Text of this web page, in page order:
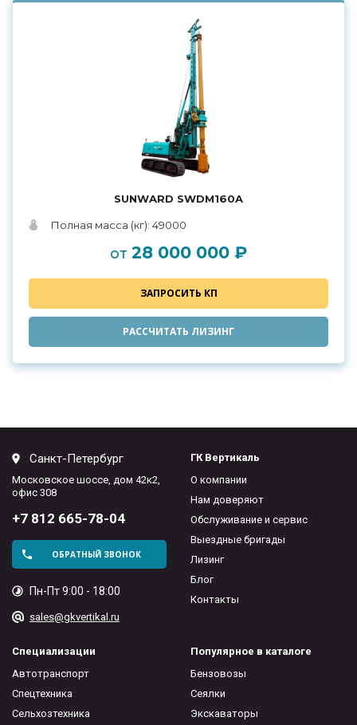
SUNWARD SWDM160A
Полная масса (кг): 49000
от 28 000 000 ₽
ЗАПРОСИТЬ КП
РАССЧИТАТЬ ЛИЗИНГ
Санкт-Петербург
Московское шоссе, дом 42к2,
офис 308
+7 812 665-78-04
ОБРАТНЫЙ ЗВОНОК
Пн-Пт 9:00 - 18:00
sales@gkvertikal.ru
ГК Вертикаль
О компании
Нам доверяют
Обслуживание и сервис
Выездные бригады
Лизинг
Блог
Контакты
Специализации
Автотранспорт
Спецтехника
Сельхозтехника
Популярное в каталоге
Бензовозы
Сеялки
Экскаваторы